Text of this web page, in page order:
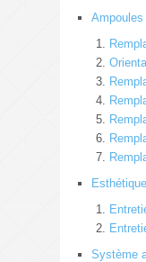
Ampoules
Système